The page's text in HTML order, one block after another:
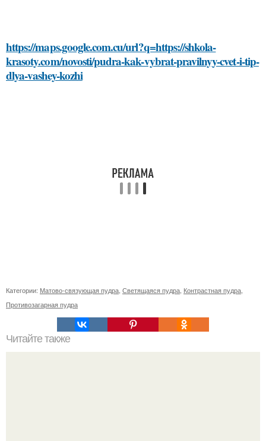
https://maps.google.com.cu/url?q=https://shkola-
krasoty.com/novosti/pudra-kak-vybrat-pravilnyy-cvet-i-tip-
dlya-vashey-kozhi
Категории: Матово-связующая пудра Светящаяся пудра Контрастная пудра
Противозагарная пудра
Читайте также